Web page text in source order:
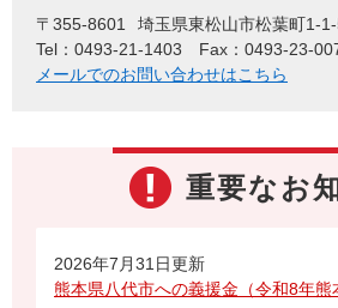
〒355-8601
埼玉県東松山市松葉町1-
Tel：0493-21-1403
Fax：0493-23-
メールでのお問い合わせはこちら
重要なお
2026年7月31日更新
熊本県八代市への義援金（令和8年熊